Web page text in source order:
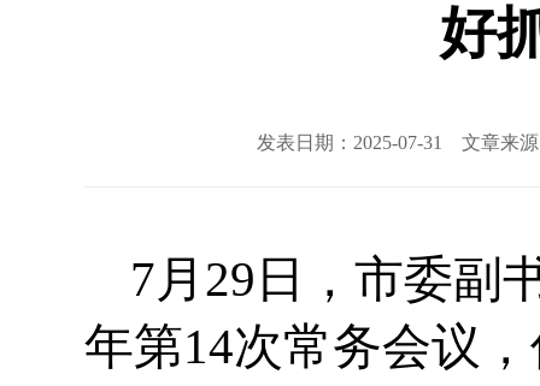
好
发表日期：2025-07-31 文章来
7月29日，市委副
年第14次常务会议